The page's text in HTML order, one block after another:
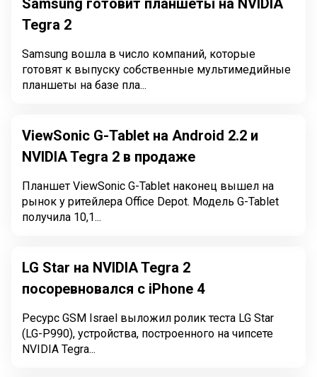
Samsung готовит планшеты на NVIDIA
Tegra 2
Samsung вошла в число компаний, которые
готовят к выпуску собственные мультимедийные
планшеты на базе пла...
ViewSonic G-Tablet на Android 2.2 и
NVIDIA Tegra 2 в продаже
Планшет ViewSonic G-Tablet наконец вышел на
рынок у ритейлера Office Depot. Модель G-Tablet
получила 10,1...
LG Star на NVIDIA Tegra 2
посоревновался с iPhone 4
Ресурс GSM Israel выложил ролик теста LG Star
(LG-P990), устройства, построенного на чипсете
NVIDIA Tegra...